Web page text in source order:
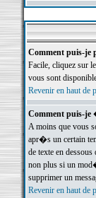
Comment puis-je
Facile, cliquez sur
vous sont
Revenir en haut de
Comment puis-je
A moins que vous
apr�s un certain
de texte en
non plus si un
supprimer un
Revenir en haut de